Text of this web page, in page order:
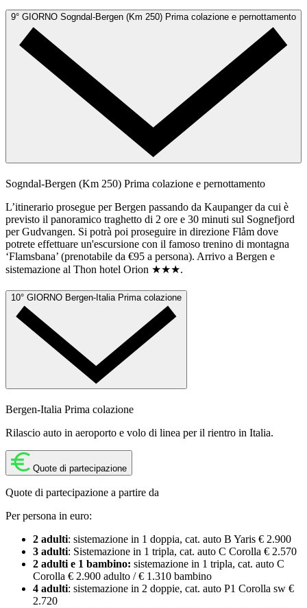
9° GIORNO Sogndal-Bergen (Km 250) Prima colazione e pernottamento
Sogndal-Bergen (Km 250) Prima colazione e pernottamento
L’itinerario prosegue per Bergen passando da Kaupanger da cui è
previsto il panoramico traghetto di 2 ore e 30 minuti sul Sognefjord
per Gudvangen. Si potrà poi proseguire in direzione Flåm dove
potrete effettuare un'escursione con il famoso trenino di montagna
‘Flamsbana’ (prenotabile da €95 a persona). Arrivo a Bergen e
sistemazione al Thon hotel Orion ★★★.
10° GIORNO Bergen-Italia Prima colazione
Bergen-Italia Prima colazione
Rilascio auto in aeroporto e volo di linea per il rientro in Italia.
Quote di partecipazione
Quote di partecipazione a partire da
Per persona in euro:
2 adulti: sistemazione in 1 doppia, cat. auto B Yaris € 2.900
3 adulti: Sistemazione in 1 tripla, cat. auto C Corolla € 2.570
2 adulti e 1 bambino: sistemazione in 1 tripla, cat. auto C
Corolla € 2.900 adulto / € 1.310 bambino
4 adulti: sistemazione in 2 doppie, cat. auto P1 Corolla sw €
2.720